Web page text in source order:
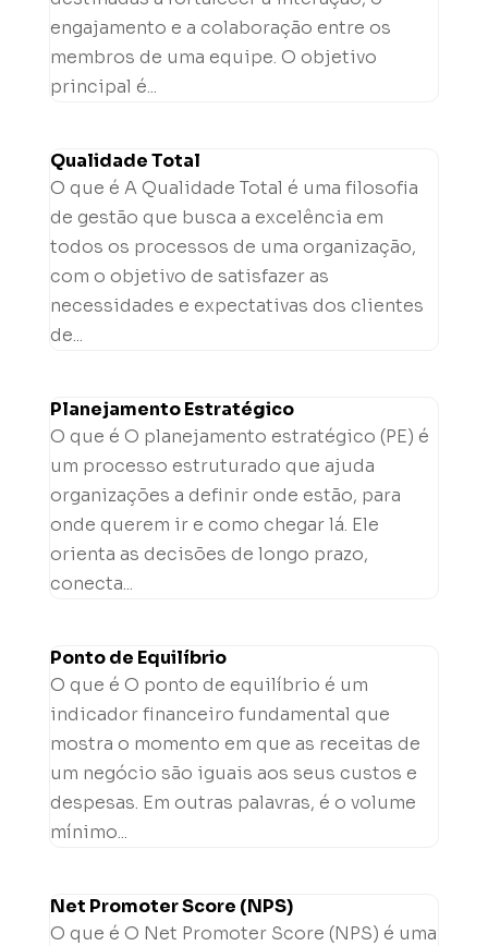
engajamento e a colaboração entre os
membros de uma equipe. O objetivo
principal é...
Qualidade Total
O que é A Qualidade Total é uma filosofia
de gestão que busca a excelência em
todos os processos de uma organização,
com o objetivo de satisfazer as
necessidades e expectativas dos clientes
de...
Planejamento Estratégico
O que é O planejamento estratégico (PE) é
um processo estruturado que ajuda
organizações a definir onde estão, para
onde querem ir e como chegar lá. Ele
orienta as decisões de longo prazo,
conecta...
Ponto de Equilíbrio
O que é O ponto de equilíbrio é um
indicador financeiro fundamental que
mostra o momento em que as receitas de
um negócio são iguais aos seus custos e
despesas. Em outras palavras, é o volume
mínimo...
Net Promoter Score (NPS)
O que é O Net Promoter Score (NPS) é uma